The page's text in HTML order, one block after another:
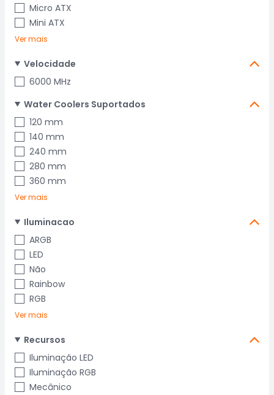
Micro ATX
Mini ATX
Ver mais
Velocidade
6000 MHz
Water Coolers Suportados
120 mm
140 mm
240 mm
280 mm
360 mm
Ver mais
Iluminacao
ARGB
LED
Não
Rainbow
RGB
Ver mais
Recursos
Iluminação LED
Iluminação RGB
Mecânico